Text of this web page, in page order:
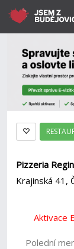
Pizzeria
Krajinská 41,
Aktivace
Polední